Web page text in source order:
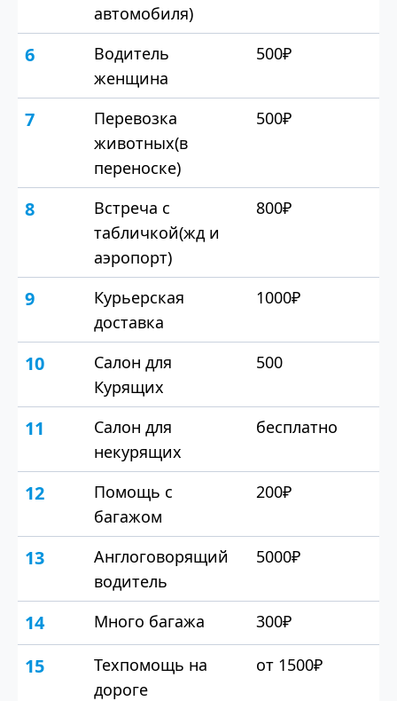
автомобиля)
6
Водитель
женщина
500₽
7
Перевозка
животных(в
переноске)
500₽
8
Встреча с
табличкой(жд и
аэропорт)
800₽
9
Курьерская
доставка
1000₽
10
Салон для
Курящих
500
11
Салон для
некурящих
бесплатно
12
Помощь с
багажом
200₽
13
Англоговорящий
водитель
5000₽
14 Много багажа 300₽
15
Техпомощь на
дороге
от 1500₽